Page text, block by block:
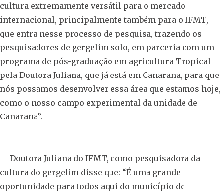
cultura extremamente versátil para o mercado
internacional, principalmente também para o IFMT,
que entra nesse processo de pesquisa, trazendo os
pesquisadores de gergelim solo, em parceria com um
programa de pós-graduação em agricultura Tropical
pela Doutora Juliana, que já está em Canarana, para que
nós possamos desenvolver essa área que estamos hoje,
como o nosso campo experimental da unidade de
Canarana”.
Doutora Juliana do IFMT, como pesquisadora da
cultura do gergelim disse que: “É uma grande
oportunidade para todos aqui do município de